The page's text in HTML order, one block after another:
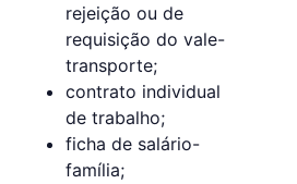
rejeição ou de
requisição do vale-
transporte;
contrato individual
de trabalho;
ficha de salário-
família;